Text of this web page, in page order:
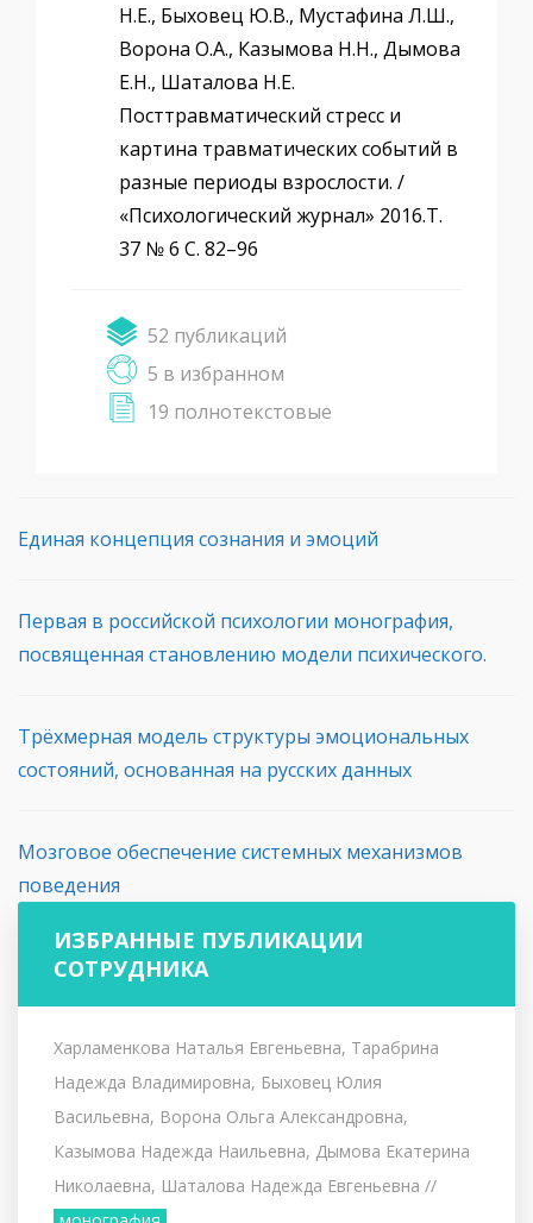
Н.Е., Быховец Ю.В., Мустафина Л.Ш.,
Ворона О.А., Казымова Н.Н., Дымова
Е.Н., Шаталова Н.Е.
Посттравматический стресс и
картина травматических событий в
разные периоды взрослости. /
«Психологический журнал» 2016.Т.
37 № 6 С. 82–96
52 публикаций
5 в избранном
19 полнотекстовые
Единая концепция сознания и эмоций
Первая в российской психологии монография,
посвященная становлению модели психического.
Трёхмерная модель структуры эмоциональных
состояний, основанная на русских данных
Мозговое обеспечение системных механизмов
поведения
ИЗБРАННЫЕ ПУБЛИКАЦИИ
СОТРУДНИКА
Харламенкова Наталья Евгеньевна, Тарабрина
Надежда Владимировна, Быховец Юлия
Васильевна, Ворона Ольга Александровна,
Казымова Надежда Наильевна, Дымова Екатерина
Николаевна, Шаталова Надежда Евгеньевна //